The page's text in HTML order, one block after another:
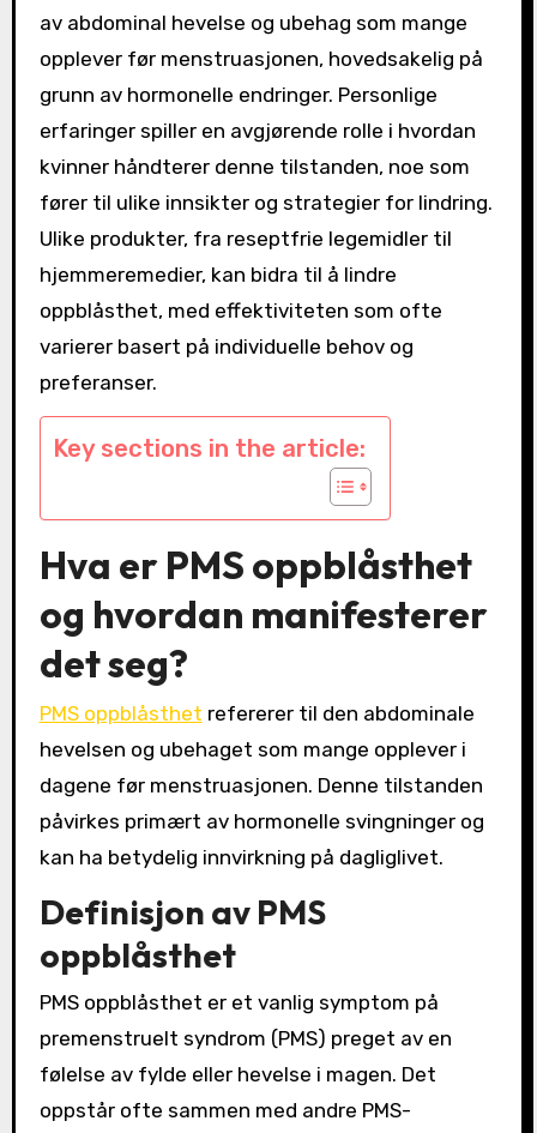
av abdominal hevelse og ubehag som mange
opplever før menstruasjonen, hovedsakelig på
grunn av hormonelle endringer. Personlige
erfaringer spiller en avgjørende rolle i hvordan
kvinner håndterer denne tilstanden, noe som
fører til ulike innsikter og strategier for lindring.
Ulike produkter, fra reseptfrie legemidler til
hjemmeremedier, kan bidra til å lindre
oppblåsthet, med effektiviteten som ofte
varierer basert på individuelle behov og
preferanser.
Key sections in the article:
Hva er PMS oppblåsthet
og hvordan manifesterer
det seg?
PMS oppblåsthet refererer til den abdominale
hevelsen og ubehaget som mange opplever i
dagene før menstruasjonen. Denne tilstanden
påvirkes primært av hormonelle svingninger og
kan ha betydelig innvirkning på dagliglivet.
Definisjon av PMS
oppblåsthet
PMS oppblåsthet er et vanlig symptom på
premenstruelt syndrom (PMS) preget av en
følelse av fylde eller hevelse i magen. Det
oppstår ofte sammen med andre PMS-